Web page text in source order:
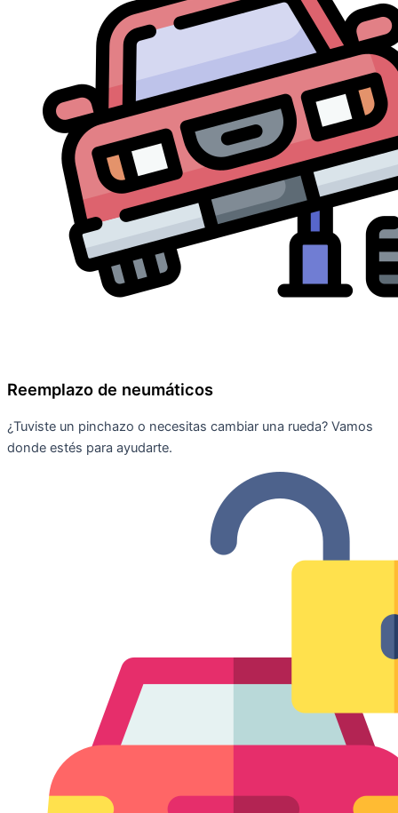
Reemplazo de neumáticos
¿Tuviste un pinchazo o necesitas cambiar una rueda? Vamos
donde estés para ayudarte.